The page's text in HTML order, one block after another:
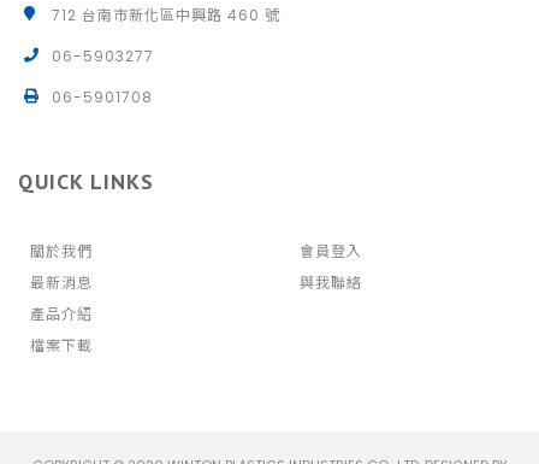
712 台南市新化區中興路 460 號
06-5903277
06-5901708
QUICK LINKS
關於我們
最新消息
產品介紹
檔案下載
會員登入
與我聯絡